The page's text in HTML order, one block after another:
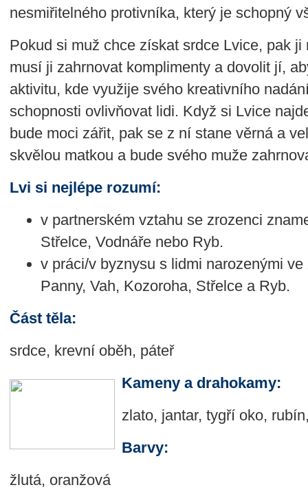
nesmiřitelného protivníka, který je schopný
Pokud si muž chce získat srdce Lvice, pak
musí ji zahrnovat komplimenty a dovolit jí,
aktivitu, kde využije svého kreativního
schopnosti ovlivňovat lidi. Když si Lvice
bude moci zářit, pak se z ní stane věrná a
skvělou matkou a bude svého muže
Lvi si nejlépe rozumí:
v partnerském vztahu se zrozenci
Střelce, Vodnáře nebo Ryb.
v práci/v byznysu s lidmi narozenými
Panny, Vah, Kozoroha, Střelce a Ryb.
Část těla:
srdce, krevní oběh, páteř
Kameny a drahokamy:
zlato, jantar, tygří oko,
Barvy:
žlutá, oranžová